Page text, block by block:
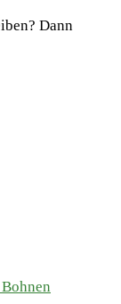
Dann